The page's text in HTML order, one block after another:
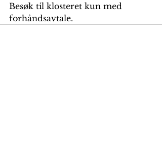
Besøk til klosteret kun med
forhåndsavtale.